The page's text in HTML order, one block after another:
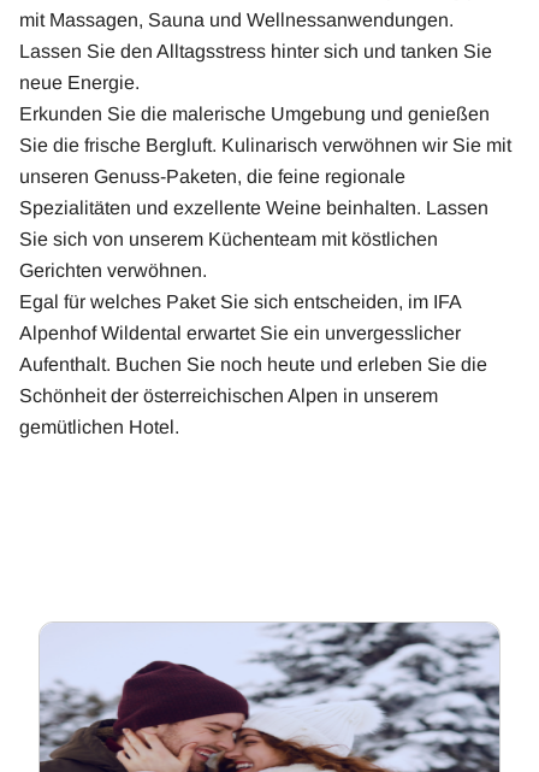
mit Massagen, Sauna und Wellnessanwendungen.
Lassen Sie den Alltagsstress hinter sich und tanken Sie
neue Energie.
Erkunden Sie die malerische Umgebung und genießen
Sie die frische Bergluft. Kulinarisch verwöhnen wir Sie mit
unseren Genuss-Paketen, die feine regionale
Spezialitäten und exzellente Weine beinhalten. Lassen
Sie sich von unserem Küchenteam mit köstlichen
Gerichten verwöhnen.
Egal für welches Paket Sie sich entscheiden, im IFA
Alpenhof Wildental erwartet Sie ein unvergesslicher
Aufenthalt. Buchen Sie noch heute und erleben Sie die
Schönheit der österreichischen Alpen in unserem
gemütlichen Hotel.